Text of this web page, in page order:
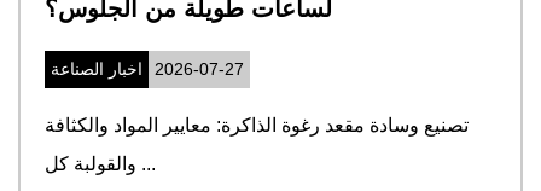
لساعات طويلة من الجلوس؟
اخبار الصناعة 2026-07-27
تصنيع وسادة مقعد رغوة الذاكرة: معايير المواد والكثافة
والقولبة كل ...